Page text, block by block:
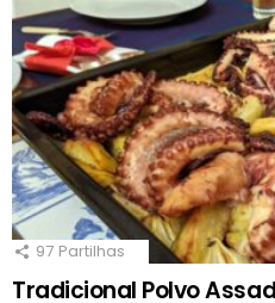
97 Partilhas
Tradicional Polvo